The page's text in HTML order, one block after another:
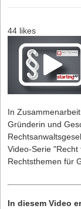
44 likes
In
Gründerin und
Video-Serie
Rechtsthemen für
In diesem Video